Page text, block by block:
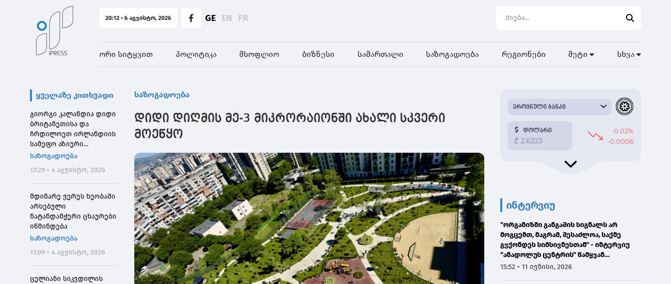
20:12 • 6 აგვისტო, 2026 GE EN FR
ორი სიტყვით პოლიტიკა მსოფლიო ბიზნესი სამართალი საზოგადოება რეგიონები მეტი სხვა
ყველაზე კითხვადი
გიორგი კალანდია დიდი
ბრიტანეთისა და
ჩრდილოეთ ირლანდიის
სამეფო აზიური
საზოგადოების
საზოგადოება
13:29 • 4 აგვისტო, 2026
მდინარე ვერეს ხეობაში
არსებული
ნატანდამჭერი ცხაურები
იწმინდება
საზოგადოება
11:09 • 4 აგვისტო, 2026
ცელიანი სიკვდილის
საზოგადოება
დიდი დიღმის მე-3 მიკრორაიონში ახალი სკვერი
მოეწყო
ინტერვიუ
"ორგანიზმი განგაშის სიგნალს არ
მოგცემთ, მაგრამ, შესაძლოა, საქმე
გვქონდეს სიმსივნესთან" - ინტერვიუ
"ანადოლუს ცენტრის" წამყვან
ონკოლოგთან
15:52 • 11 ივნისი, 2026